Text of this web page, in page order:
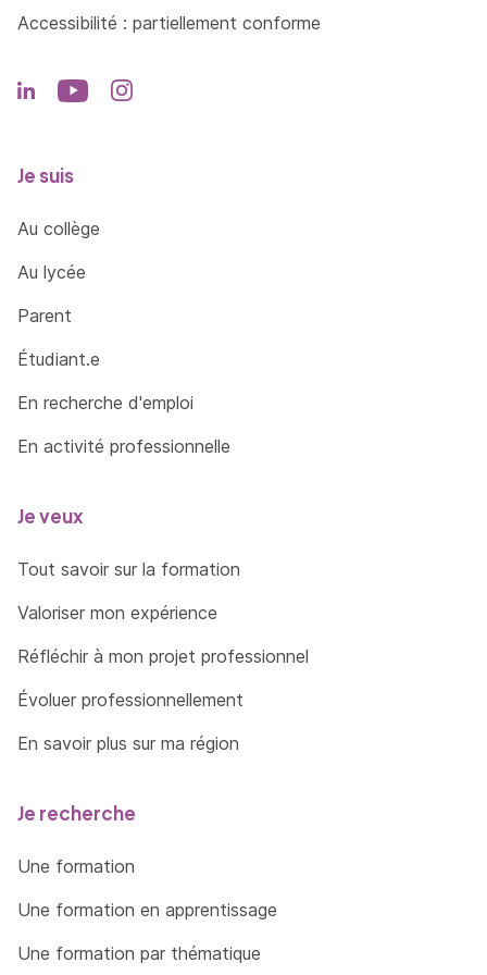
Adopter un mode de conduite "économique".
liés à la circulation et à la stabilité de la
=> En savoir plus
Accessibilité : partiellement conforme
Je suis
Au collège
Au lycée
Parent
Étudiant.e
En recherche d'emploi
En activité professionnelle
Je veux
Tout savoir sur la formation
Valoriser mon expérience
Réfléchir à mon projet professionnel
Évoluer professionnellement
En savoir plus sur ma région
Je recherche
Une formation
Une formation en apprentissage
Une formation par thématique